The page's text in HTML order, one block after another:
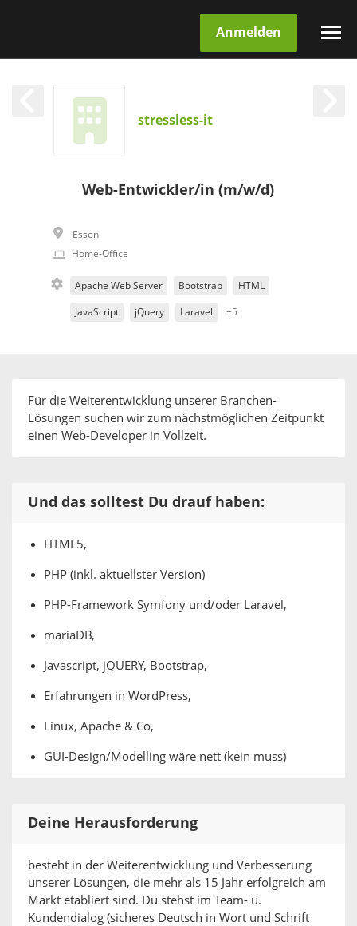
Anmelden
stressless-it
Web-Entwickler/in (m/w/d)
Essen
Home-Office
Apache Web Server Bootstrap HTML
JavaScript jQuery Laravel +5
Für die Weiterentwicklung unserer Branchen-
Lösungen suchen wir zum nächstmöglichen Zeitpunkt
einen Web-Developer in Vollzeit.
Und das solltest Du drauf haben:
HTML5,
PHP (inkl. aktuellster Version)
PHP-Framework Symfony und/oder Laravel,
mariaDB,
Javascript, jQUERY, Bootstrap,
Erfahrungen in WordPress,
Linux, Apache & Co,
GUI-Design/Modelling wäre nett (kein muss)
Deine Herausforderung
besteht in der Weiterentwicklung und Verbesserung
unserer Lösungen, die mehr als 15 Jahr erfolgreich am
Markt etabliert sind. Du stehst im Team- u.
Kundendialog (sicheres Deutsch in Wort und Schrift